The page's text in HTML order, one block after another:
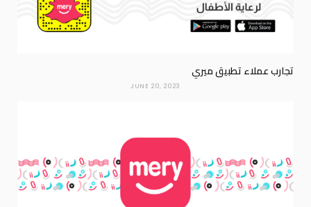
تجارب عملاء تطبيق ميري
JUNE 20, 2023